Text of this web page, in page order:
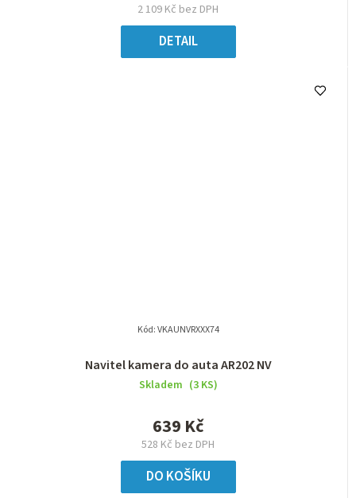
2 109 Kč bez DPH
DETAIL
Navitel kamera do auta AR202 NV
Skladem (3 KS)
528 Kč bez DPH
639 Kč
DO KOŠÍKU
Kód:VKAUNVRXXX74